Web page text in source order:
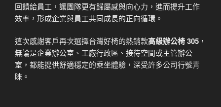
回饋給員工，讓團隊更有歸屬感與向心力，進而提升工作
效率，形成企業與員工共同成長的正向循環。
這次感謝客戶再次選擇台灣好椅的熱銷款高級辦公椅 305 ，
無論是企業辦公室、工廠行政區、接待空間或主管辦公
室，都能提供舒適穩定的乘坐體驗，深受許多公司行號青
睞。